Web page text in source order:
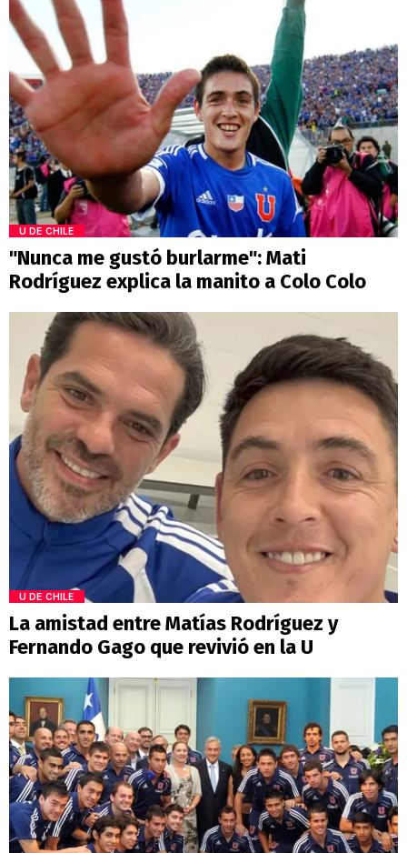
U DE CHILE
"Nunca me gustó burlarme": Mati
Rodríguez explica la manito a Colo Colo
U DE CHILE
La amistad entre Matías Rodríguez y
Fernando Gago que revivió en la U